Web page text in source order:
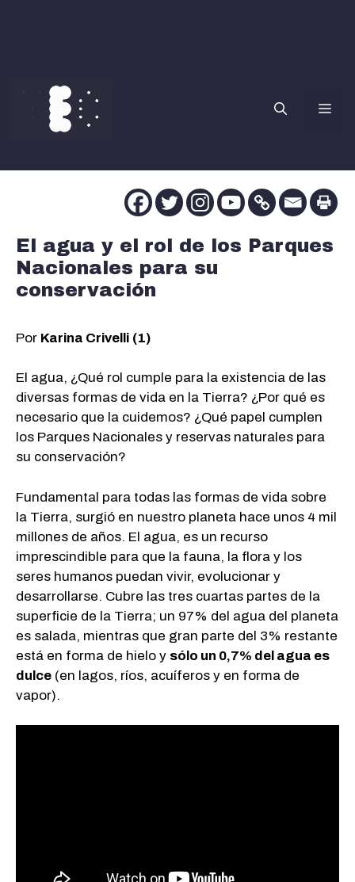
contenido
El agua y el rol de los Parques
Nacionales para su
conservación
Por Karina Crivelli (1)
El agua, ¿Qué rol cumple para la existencia de las
diversas formas de vida en la Tierra? ¿Por qué es
necesario que la cuidemos? ¿Qué papel cumplen
los Parques Nacionales y reservas naturales para
su conservación?
Fundamental para todas las formas de vida sobre
la Tierra, surgió en nuestro planeta hace unos 4 mil
millones de años. El agua, es un recurso
imprescindible para que la fauna, la flora y los
seres humanos puedan vivir, evolucionar y
desarrollarse. Cubre las tres cuartas partes de la
superficie de la Tierra; un 97% del agua del planeta
es salada, mientras que gran parte del 3% restante
está en forma de hielo y sólo un 0,7% del agua es
dulce (en lagos, ríos, acuíferos y en forma de
vapor).